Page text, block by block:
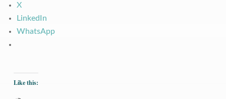
X
LinkedIn
WhatsApp
Like this: